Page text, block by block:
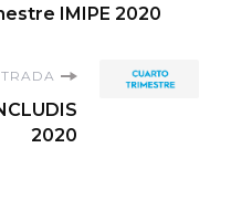
IMIPE 2020
2020